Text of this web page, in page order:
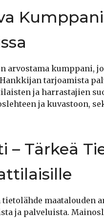
arvostama kumppani,
tarjoamista
ja harrastajien
ja kuvastoon,
– Tärkeä
maatalouden
ja palveluista.